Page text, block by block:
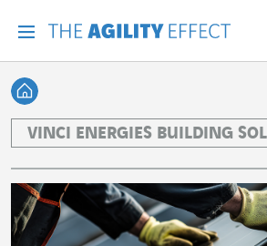
Volver a Inicio
VINCI ENERGIES BUILDING